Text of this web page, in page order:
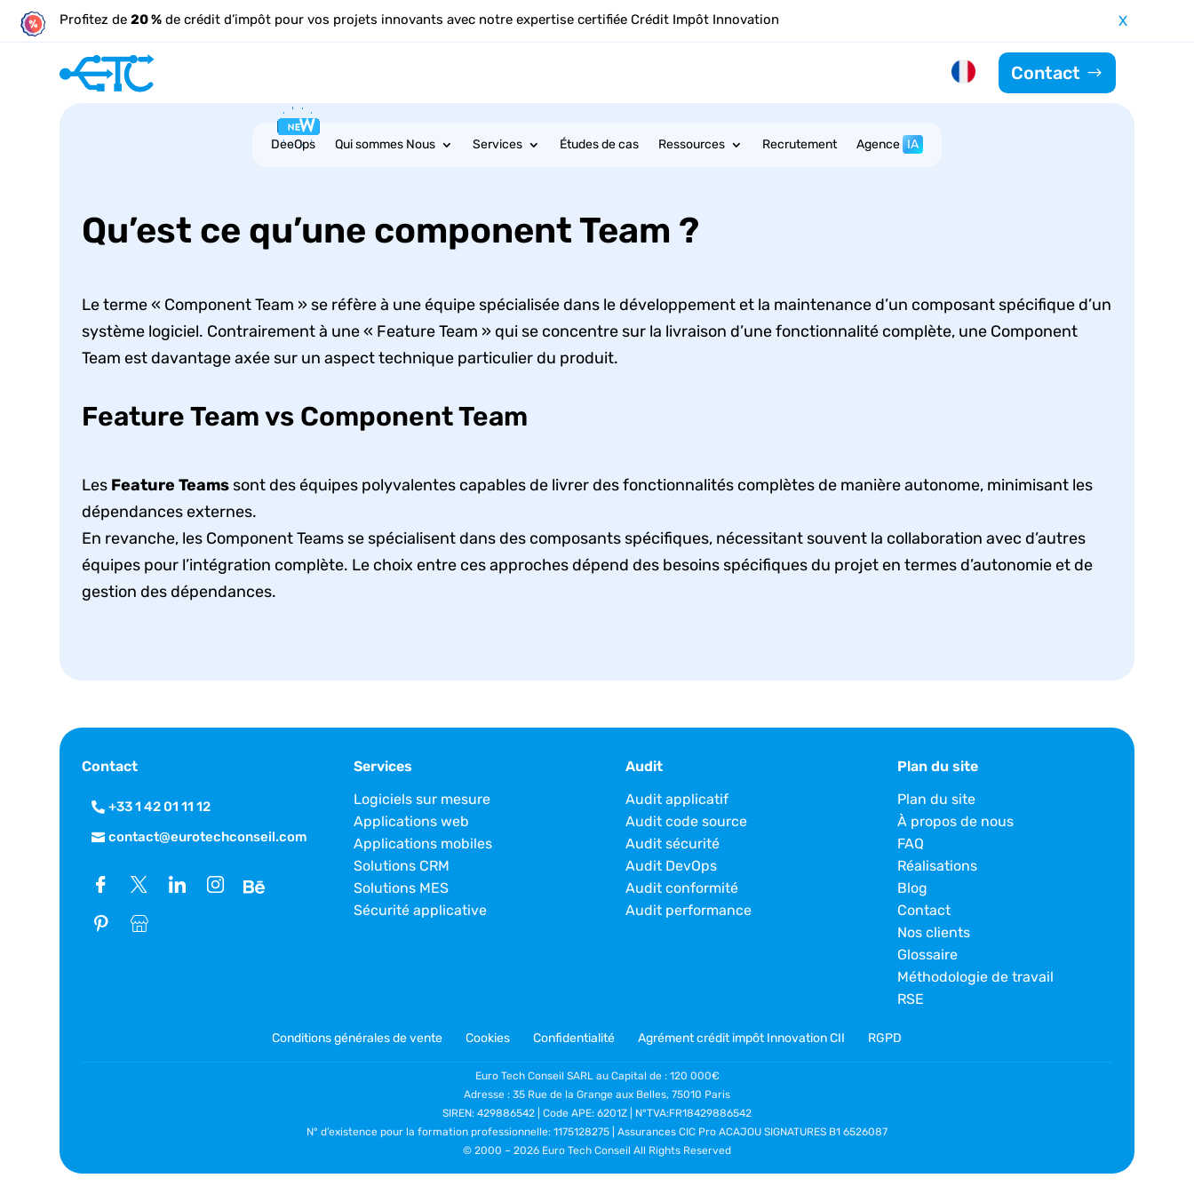
Profitez de20 % de crédit d’impôt pour vos projets innovants avec notre expertise certifiée Crédit Impôt Innovation X
Contact
DeeOps Qui sommes Nous Services Études de cas Ressources Recrutement Agence IA
Qu’est ce qu’une component Team ?
Le terme « Component Team » se réfère à une équipe spécialisée dans le développement et la maintenance d’un composant spécifique d’un
système logiciel. Contrairement à une « Feature Team » qui se concentre sur la livraison d’une fonctionnalité complète, une Component
Team est davantage axée sur un aspect technique particulier du produit.
Feature Team vs Component Team
Les Feature Teams sont des équipes polyvalentes capables de livrer des fonctionnalités complètes de manière autonome, minimisant les
dépendances externes.
En revanche, les Component Teams se spécialisent dans des composants spécifiques, nécessitant souvent la collaboration avec d’autres
équipes pour l’intégration complète. Le choix entre ces approches dépend des besoins spécifiques du projet en termes d’autonomie et de
gestion des dépendances.
Contact
+33 1 42 01 11 12
contact@eurotechconseil.com
Services
Logiciels sur mesure
Applications web
Applications mobiles
Solutions CRM
Solutions MES
Sécurité applicative
Audit
Audit applicatif
Audit code source
Audit sécurité
Audit DevOps
Audit conformité
Audit performance
Plan du site
Plan du site
À propos de nous
FAQ
Réalisations
Blog
Contact
Nos clients
Glossaire
Méthodologie de travail
RSE
Conditions générales de vente Cookies Confidentialité Agrément crédit impôt Innovation CII RGPD
Euro Tech Conseil SARL au Capital de : 120 000€
Adresse : 35 Rue de la Grange aux Belles, 75010 Paris
SIREN: 429886542 | Code APE: 6201Z | N°TVA:FR18429886542
N° d’existence pour la formation professionnelle: 1175128275 | Assurances CIC Pro ACAJOU SIGNATURES B1 6526087
© 2000 – 2026 Euro Tech Conseil All Rights Reserved